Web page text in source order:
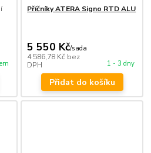
Příčníky ATERA Signo RTD ALU
5 550 Kč/sada
4 586,78 Kč bez
DPH
1 - 3 dny
Přidat do košíku